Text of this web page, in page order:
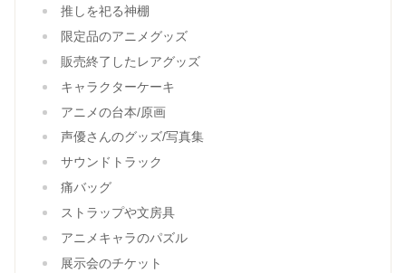
推しを祀る神棚
限定品のアニメグッズ
販売終了したレアグッズ
キャラクターケーキ
アニメの台本/原画
声優さんのグッズ/写真集
サウンドトラック
痛バッグ
ストラップや文房具
アニメキャラのパズル
展示会のチケット